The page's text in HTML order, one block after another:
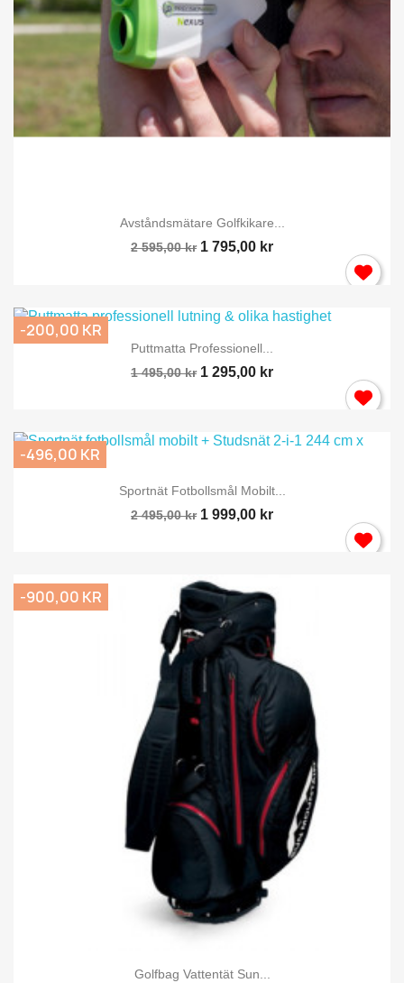
Avståndsmätare Golfkikare...
2 595,00 kr 1 795,00 kr
Puttmatta Professionell...
1 495,00 kr 1 295,00 kr
-200,00 KR
Sportnät Fotbollsmål Mobilt...
2 495,00 kr 1 999,00 kr
-496,00 KR
Golfbag Vattentät Sun...
-900,00 KR